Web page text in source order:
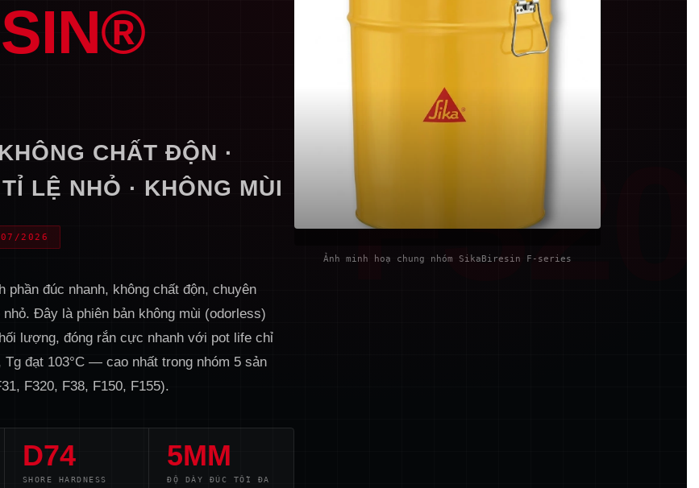
F320
CHẤT ĐỘN ·
LỆ NHỎ · KHÔNG MÙI
2026
đúc nhanh, không chất độn, chuyên
Đây là phiên bản không mùi (odorless)
lượng, đóng rắn cực nhanh với pot life chỉ
đạt 103°C — cao nhất trong nhóm 5 sản
F320, F38, F150, F155).
D74
SHORE HARDNESS
5MM
ĐỘ DÀY ĐÚC TỐI ĐA
Ảnh minh hoạ chung nhóm SikaBiresin F-series